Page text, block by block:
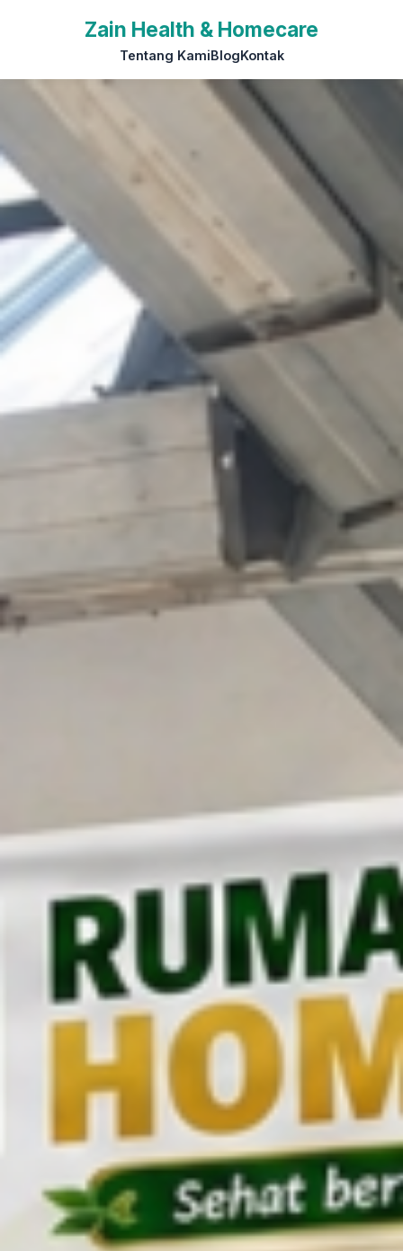
Zain Health & Homecare
Tentang KamiBlogKontak